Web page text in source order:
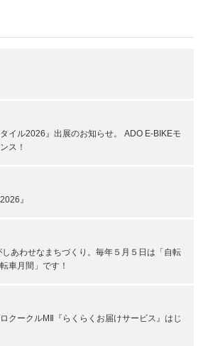
イル2026』出展のお知らせ。 ADO E-BIKEモ
ス！
』
あわせなまちづくり。毎年５月５日は「自転
車月間」です！
クークルMⅡ『らくらくお届けサービス』はじ